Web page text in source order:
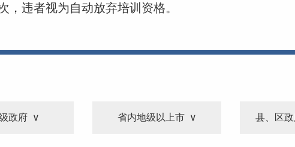
违者视为自动放弃培训资格。
政府 省内地级以上市 县、区